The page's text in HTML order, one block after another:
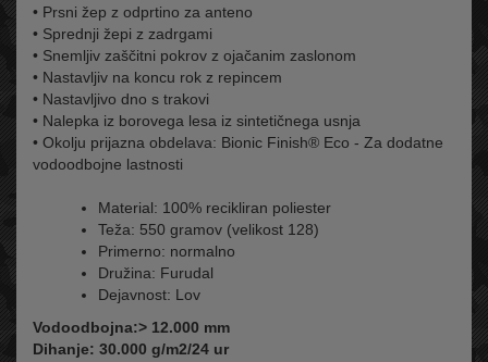
• Prsni žep z odprtino za anteno
• Sprednji žepi z zadrgami
• Snemljiv zaščitni pokrov z ojačanim zaslonom
• Nastavljiv na koncu rok z repincem
• Nastavljivo dno s trakovi
• Nalepka iz borovega lesa iz sintetičnega usnja
• Okolju prijazna obdelava: Bionic Finish® Eco - Za dodatne
vodoodbojne lastnosti
Material: 100% recikliran poliester
Teža: 550 gramov (velikost 128)
Primerno: normalno
Družina: Furudal
Dejavnost: Lov
Vodoodbojna:> 12.000 mm
Dihanje: 30.000 g/m2/24 ur